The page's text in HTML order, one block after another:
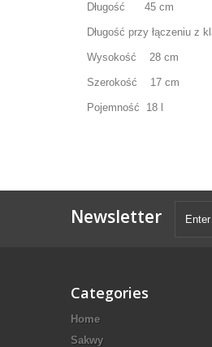
Długość
Długość przy łączeniu z
Wysokość
Szerokość 17 cm
Pojemność 18 l
Newsletter
Categories
Home
Sakwy